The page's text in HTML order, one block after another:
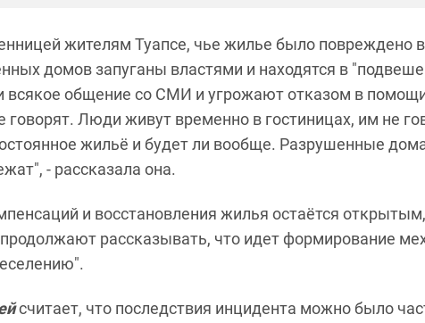
жителям Туапсе, чье жилье было повреждено
домов запуганы властями и находятся в
всякое общение со СМИ и угрожают отказом в
Люди живут временно в гостиницах, им не
жильё и будет ли вообще. Разрушенные
- рассказала она.
и восстановления жилья остаётся открытым,
рассказывать, что идет формирование
считает, что последствия инцидента можно было